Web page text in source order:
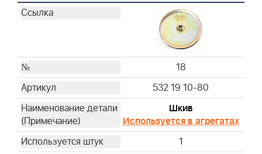
18
532 19 10-80
Шкив
Используется в агрегатах
1